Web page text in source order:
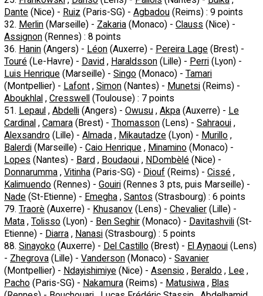
Dante (Nice) - Ruiz (Paris-SG) - Agbadou (Reims) : 9 points
32. Merlin (Marseille) - Zakaria (Monaco) - Clauss (Nice) -
Assignon (Rennes) : 8 points
36. Hanin (Angers) - Léon (Auxerre) - Pereira Lage (Brest) -
Touré (Le-Havre) - David , Haraldsson (Lille) - Perri (Lyon) -
Luis Henrique (Marseille) - Singo (Monaco) - Tamari
(Montpellier) - Lafont , Simon (Nantes) - Munetsi (Reims) -
Aboukhlal , Cresswell (Toulouse) : 7 points
51. Lepaul , Abdelli (Angers) - Owusu , Akpa (Auxerre) - Le
Cardinal , Camara (Brest) - Thomasson (Lens) - Sahraoui ,
Alexsandro (Lille) - Almada , Mikautadze (Lyon) - Murillo ,
Balerdi (Marseille) - Caio Henrique , Minamino (Monaco) -
Lopes (Nantes) - Bard , Boudaoui , NDombèlé (Nice) -
Donnarumma , Vitinha (Paris-SG) - Diouf (Reims) - Cissé ,
Kalimuendo (Rennes) - Gouiri (Rennes 3 pts, puis Marseille) -
Nade (St-Etienne) - Emegha , Santos (Strasbourg) : 6 points
79. Traorè (Auxerre) - Khusanov (Lens) - Chevalier (Lille) -
Mata , Tolisso (Lyon) - Ben Seghir (Monaco) - Davitashvili (St-
Etienne) - Diarra , Nanasi (Strasbourg) : 5 points
88. Sinayoko (Auxerre) - Del Castillo (Brest) - El Aynaoui (Lens)
- Zhegrova (Lille) - Vanderson (Monaco) - Savanier
(Montpellier) - Ndayishimiye (Nice) - Asensio , Beraldo , Lee ,
Pacho (Paris-SG) - Nakamura (Reims) - Matusiwa , Blas